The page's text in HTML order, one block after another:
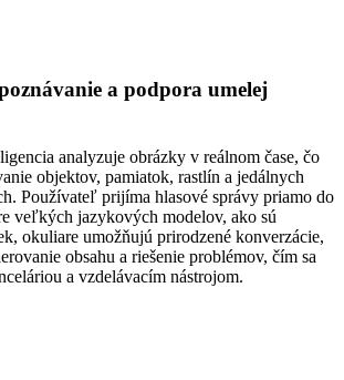
a podpora umelej
analyzuje obrázky v reálnom čase, čo
objektov, pamiatok, rastlín a jedálnych
Používateľ prijíma hlasové správy priamo do
veľkých jazykových modelov, ako sú
okuliare umožňujú prirodzené konverzácie,
obsahu a riešenie problémov, čím sa
a vzdelávacím nástrojom.